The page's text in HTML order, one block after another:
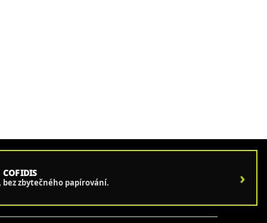
zbytečného papírování. ›